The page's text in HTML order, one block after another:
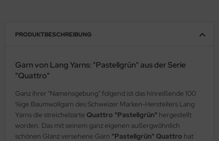
PRODUKTBESCHREIBUNG
Garn von Lang Yarns: "Pastellgrün" aus der Serie
"Quattro"
Ganz ihrer "Namensgebung" folgend ist das hinreißende 100
%ige Baumwollgarn des Schweizer Marken-Herstellers Lang
Yarns die streichelzarte Quattro "Pastellgrün" hergestellt
worden. Das mit seinem ganz eigenen außergwöhnlich
schönen Glanz versehene Garn "Pastellgrün" Quattro hat